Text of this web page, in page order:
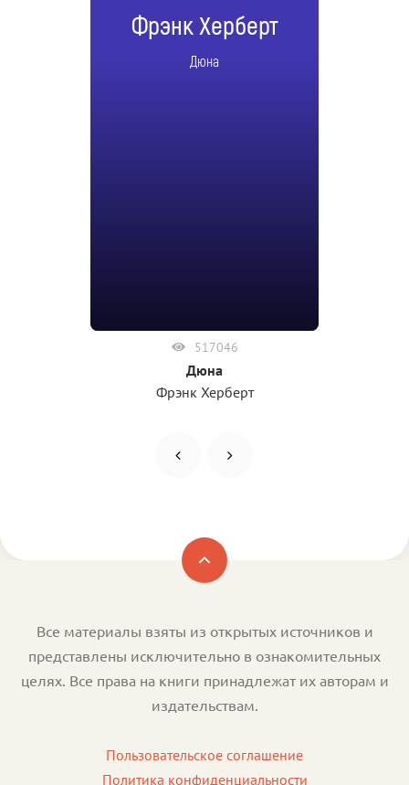
Фрэнк Херберт
Дюна
517046
Дюна
Фрэнк Херберт
Все материалы взяты из открытых источников и
представлены исключительно в ознакомительных
целях. Все права на книги принадлежат их авторам и
издательствам.
Пользовательское соглашение
Политика конфиденциальности